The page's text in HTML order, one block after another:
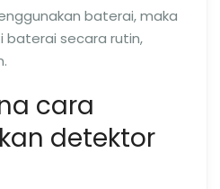
baterai, maka
baterai secara rutin,
cara
detektor